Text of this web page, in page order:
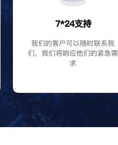
7*24支持
我们的客户可以随时联系我
们，我们将响应他们的紧急需
求